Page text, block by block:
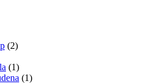
(2)
(1)
(1)